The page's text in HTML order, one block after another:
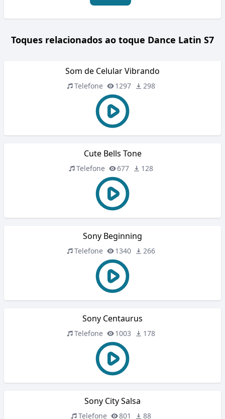
Toques relacionados ao toque Dance Latin S7
Som de Celular Vibrando
Telefone 1297 298
Cute Bells Tone
Telefone 677 128
Sony Beginning
Telefone 1340 266
Sony Centaurus
Telefone 1003 178
Sony City Salsa
Telefone 801 88